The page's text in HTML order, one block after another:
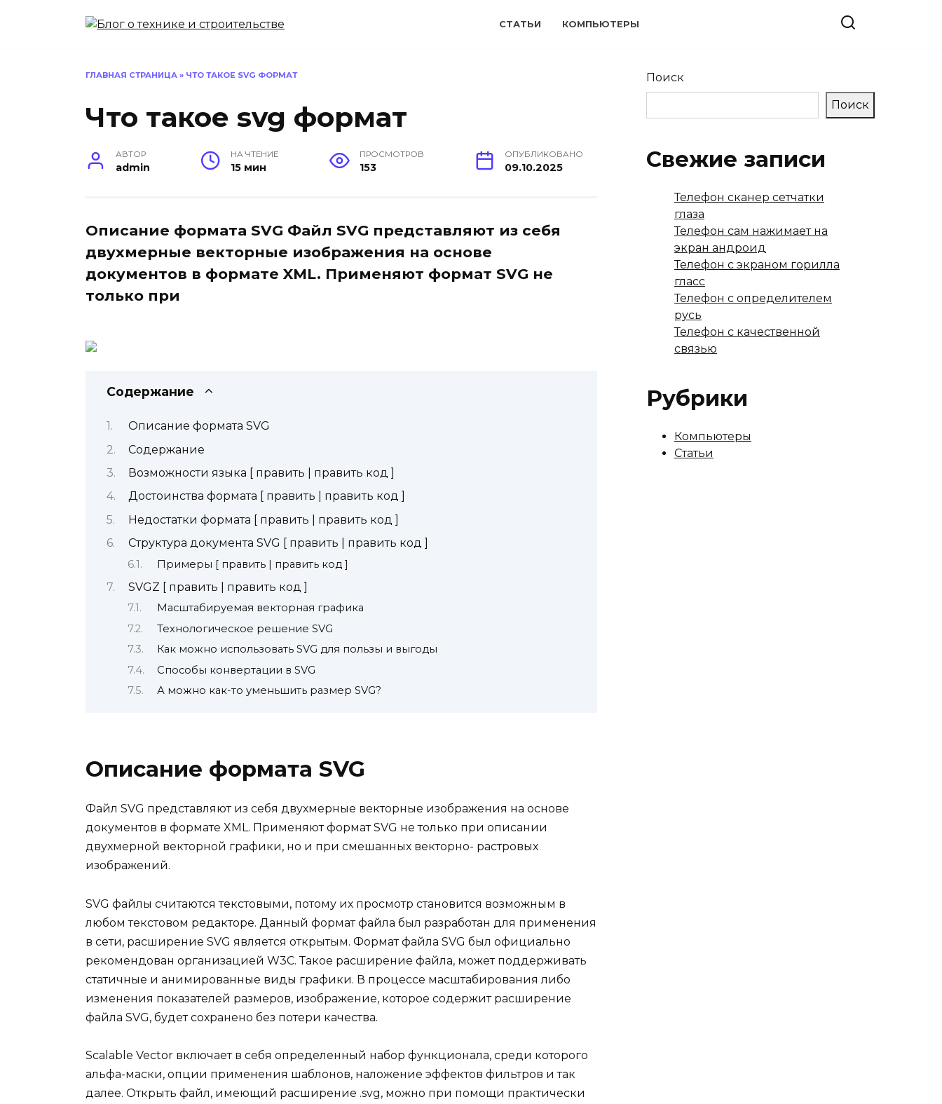
СТАТЬИ КОМПЬЮТЕРЫ
ГЛАВНАЯ СТРАНИЦА » ЧТО ТАКОЕ SVG ФОРМАТ
Что такое svg формат
АВТОР
admin
НА ЧТЕНИЕ
15 мин
ПРОСМОТРОВ
153
ОПУБЛИКОВАНО
09.10.2025
Описание формата SVG Файл SVG представляют из себя
двухмерные векторные изображения на основе
документов в формате XML. Применяют формат SVG не
только при
Содержание
Описание формата SVG
Содержание
Возможности языка [ править | править код ]
Достоинства формата [ править | править код ]
Недостатки формата [ править | править код ]
Структура документа SVG [ править | править код ]
Примеры [ править | править код ]
SVGZ [ править | править код ]
Масштабируемая векторная графика
Технологическое решение SVG
Как можно использовать SVG для пользы и выгоды
Способы конвертации в SVG
А можно как-то уменьшить размер SVG?
Описание формата SVG
Файл SVG представляют из себя двухмерные векторные изображения на основе
документов в формате XML. Применяют формат SVG не только при описании
двухмерной векторной графики, но и при смешанных векторно- растровых
изображений.
SVG файлы считаются текстовыми, потому их просмотр становится возможным в
любом текстовом редакторе. Данный формат файла был разработан для применения
в сети, расширение SVG является открытым. Формат файла SVG был официально
рекомендован организацией W3C. Такое расширение файла, может поддерживать
статичные и анимированные виды графики. В процессе масштабирования либо
изменения показателей размеров, изображение, которое содержит расширение
файла SVG, будет сохранено без потери качества.
Scalable Vector включает в себя определенный набор функционала, среди которого
альфа-маски, опции применения шаблонов, наложение эффектов фильтров и так
далее. Открыть файл, имеющий расширение .svg, можно при помощи практически
Поиск
Поиск
Свежие записи
Телефон сканер сетчатки
глаза
Телефон сам нажимает на
экран андроид
Телефон с экраном горилла
гласс
Телефон с определителем
русь
Телефон с качественной
связью
Рубрики
Компьютеры
Статьи